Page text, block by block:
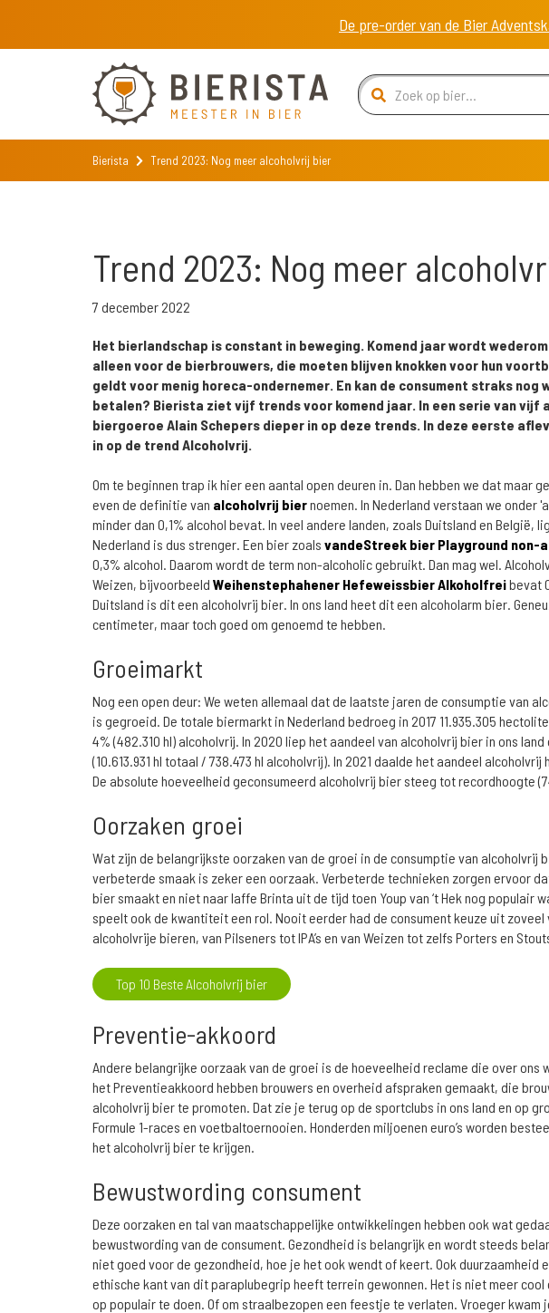
De pre-order van de Bier
Bierista Trend 2023: Nog meer alcoholvrij bier
Trend 2023: Nog meer
7 december 2022
Het bierlandschap is constant in beweging. Komend jaar wordt
alleen voor de bierbrouwers, die moeten blijven knokken voor hun
geldt voor menig horeca-ondernemer. En kan de consument straks nog
betalen? Bierista ziet vijf trends voor komend jaar. In een serie van vijf
biergoeroe Alain Schepers dieper in op deze trends. In deze eerste
in op de trend Alcoholvrij.
Om te beginnen trap ik hier een aantal open deuren in. Dan hebben we dat maar
even de definitie van alcoholvrij biernoemen. In Nederland verstaan we onder
minder dan 0,1% alcohol bevat. In veel andere landen, zoals Duitsland en België,
Nederland is dus strenger. Een bier zoals vandeStreek bier Playground non-
0,3% alcohol. Daarom wordt de term non-alcoholic gebruikt. Dan mag wel.
Weizen, bijvoorbeeld Weihenstephahener Hefeweissbier Alkoholfreibevat
Duitsland is dit een alcoholvrij bier. In ons land heet dit een alcoholarm bier.
centimeter, maar toch goed om genoemd te hebben.
Groeimarkt
Nog een open deur: We weten allemaal dat de laatste jaren de consumptie van
is gegroeid. De totale biermarkt in Nederland bedroeg in 2017 11.935.305
4% (482.310 hl) alcoholvrij. In 2020 liep het aandeel van alcoholvrij bier in ons
(10.613.931 hl totaal / 738.473 hl alcoholvrij). In 2021 daalde het aandeel
De absolute hoeveelheid geconsumeerd alcoholvrij bier steeg tot recordhoogte
Oorzaken groei
Wat zijn de belangrijkste oorzaken van de groei in de consumptie van alcoholvrij
verbeterde smaak is zeker een oorzaak. Verbeterde technieken zorgen ervoor
bier smaakt en niet naar laffe Brinta uit de tijd toen Youp van ‘t Hek nog populair
speelt ook de kwantiteit een rol. Nooit eerder had de consument keuze uit zoveel
alcoholvrije bieren, van Pilseners tot IPA’s en van Weizen tot zelfs Porters en
Top 10 Beste Alcoholvrij bier
Preventie-akkoord
Andere belangrijke oorzaak van de groei is de hoeveelheid reclame die over ons
het Preventieakkoord hebben brouwers en overheid afspraken gemaakt, die
alcoholvrij bier te promoten. Dat zie je terug op de sportclubs in ons land en op
Formule 1-races en voetbaltoernooien. Honderden miljoenen euro’s worden
het alcoholvrij bier te krijgen.
Bewustwording consument
Deze oorzaken en tal van maatschappelijke ontwikkelingen hebben ook wat
bewustwording van de consument. Gezondheid is belangrijk en wordt steeds
niet goed voor de gezondheid, hoe je het ook wendt of keert. Ook duurzaamheid
ethische kant van dit paraplubegrip heeft terrein gewonnen. Het is niet meer cool
op populair te doen. Of om straalbezopen een feestje te verlaten. Vroeger kwam